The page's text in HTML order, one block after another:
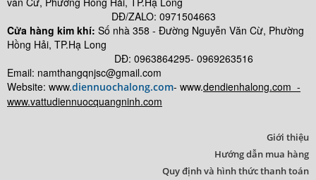
DĐ/ZALO: 0971504663
Cửa hàng kim khí: Số nhà 358 - Đường Nguyễn Văn Cừ, Phường
Hồng Hải, TP.Hạ Long
DĐ: 0963864295- 0969263516
Email: namthangqnjsc@gmail.com
Website: www.diennuochalong.com- www.dendienhalong.com -
www.vattudiennuocquangninh.com
Giới thiệu
Hướng dẫn mua hàng
Quy định và hình thức thanh toán